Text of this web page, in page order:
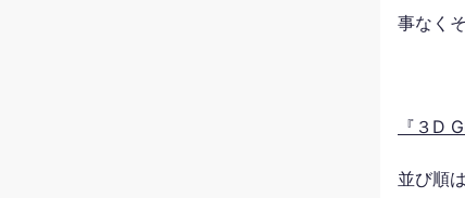
事なく
『３D
並び順